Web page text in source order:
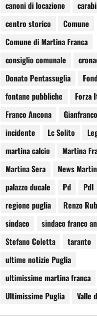
canoni di locazione
centro storico
Comune
Comune di Martina Franca
consiglio comunale
Donato Pentassuglia
fontane pubbliche
Forza
Franco Ancona
incidente
Lc Solito
martina calcio
Martina
Martina Sera
News
palazzo ducale
Pd Pdl
regione puglia
Renzo
sindaco
sindaco franco
Stefano Coletta
taranto
ultime notizie Puglia
ultimissime martina franca
Ultimissime Puglia
Valle